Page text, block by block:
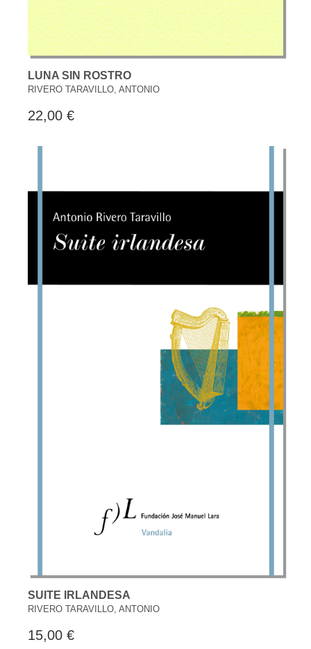
LUNA SIN ROSTRO
RIVERO TARAVILLO, ANTONIO
22,00 €
SUITE IRLANDESA
RIVERO TARAVILLO, ANTONIO
15,00 €